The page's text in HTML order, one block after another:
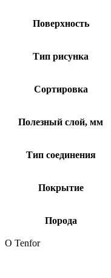
Поверхность
Тип рисунка
Сортировка
Полезный слой, мм
Тип соединения
Покрытие
Порода
О Tenfor